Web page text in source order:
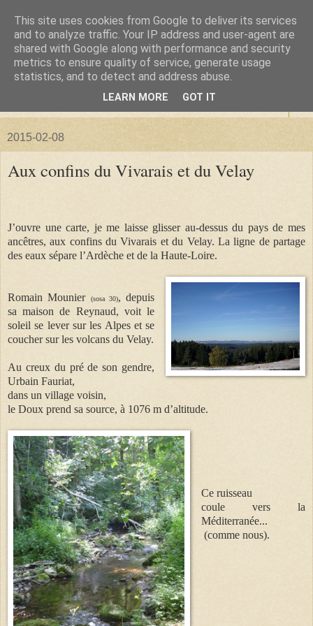
La forêt de Briqueloup
"Nous deviendrons des histoires pour nos enfants"
2015-02-08
Aux confins du Vivarais et du Velay
J’ouvre une carte, je me laisse glisser au-dessus du pays de mes
ancêtres, aux confins du Vivarais et du Velay. La ligne de partage
des eaux sépare l’Ardèche et de la Haute-Loire.
Romain Mounier (sosa 30), depuis
sa maison de Reynaud, voit le
soleil se lever sur les Alpes et se
coucher sur les volcans du Velay.
Au creux du pré de son gendre,
Urbain Fauriat,
dans un village voisin,
le Doux prend sa source, à 1076 m d’altitude.
Ce ruisseau
coule vers la
Méditerranée...
(comme nous).
This site uses cookies from Google to deliver its services
and to analyze traffic. Your IP address and user-agent are
shared with Google along with performance and security
metrics to ensure quality of service, generate usage
statistics, and to detect and address abuse.
LEARN MORE GOT IT